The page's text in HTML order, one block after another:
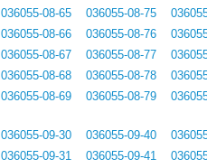
036055-08-65
036055-08-66
036055-08-67
036055-08-68
036055-08-69
036055-08-75
036055-08-76
036055-08-77
036055-08-78
036055-08-79
036055-09-30
036055-09-31
036055-09-40
036055-09-41